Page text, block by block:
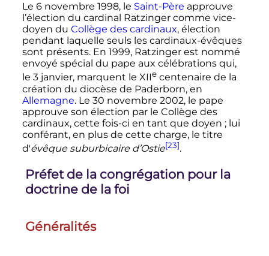
Le 6 novembre 1998, le Saint-Père approuve
l’élection du cardinal Ratzinger comme vice-
doyen du Collège des cardinaux, élection
pendant laquelle seuls les cardinaux-évêques
sont présents. En 1999, Ratzinger est nommé
envoyé spécial du pape aux célébrations qui,
le 3 janvier, marquent le XIIecentenaire de la
création du diocèse de Paderborn, en
Allemagne. Le 30 novembre 2002, le pape
approuve son élection par le Collège des
cardinaux, cette fois-ci en tant que doyen ; lui
conférant, en plus de cette charge, le titre
d'évêque suburbicaire d’Ostie[23].
Préfet de la congrégation pour la
doctrine de la foi
Généralités